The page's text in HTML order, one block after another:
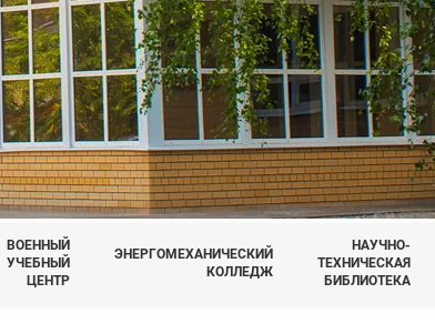
ВОЕННЫЙ
УЧЕБНЫЙ
ЦЕНТР
ЭНЕРГОМЕХАНИЧЕСКИЙ
КОЛЛЕДЖ
НАУЧНО-
ТЕХНИЧЕСКАЯ
БИБЛИОТЕКА